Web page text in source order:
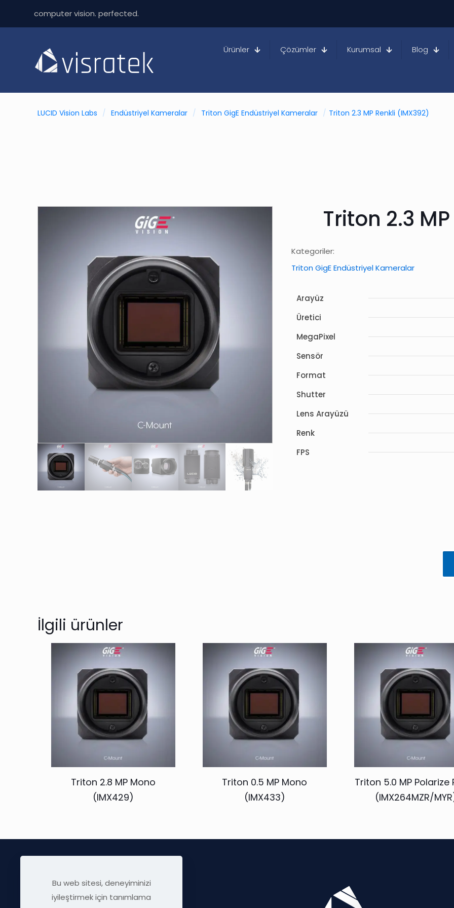
computer vision. perfected.
Ürünler Çözümler Kurumsal Blog
LUCID Vision Labs / Endüstriyel Kameralar / Triton GigE Endüstriyel Kameralar / Triton 2.3 MP Renkli (IMX392)
Triton 2.3
Kategoriler:
Triton GigE Endüstriyel Kameralar
Arayüz
Üretici
MegaPixel
Sensör
Format
Shutter
Lens Arayüzü
Renk
FPS
İlgili ürünler
Triton 2.8 MP Mono
(IMX429)
Triton 0.5 MP Mono
(IMX433)
Triton 5.0 MP Polarize
(IMX264MZR/
Bu web sitesi, deneyiminizi
iyileştirmek için tanımlama